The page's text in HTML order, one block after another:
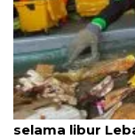
Produksi
selama libur